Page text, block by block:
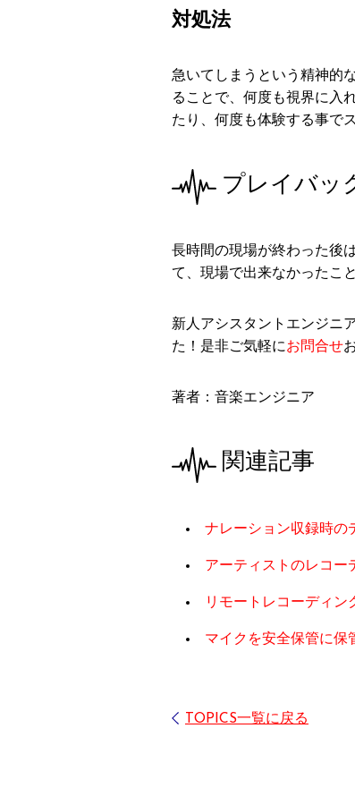
対処法
急いてしまうという精神的
ることで、何度も視界に入
たり、何度も体験する事で
プレイバッ
長時間の現場が終わった後
て、現場で出来なかったこ
新人アシスタントエンジニ
た！是非ご気軽にお問合せ
著者：音楽エンジニア
関連記事
ナレーション収録時の
アーティストのレコー
リモートレコーディン
マイクを安全保管に保
TOPICS一覧に戻る